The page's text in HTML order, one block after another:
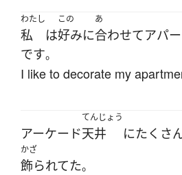
わたし
私 は
この
好みに
あ
合わせてアパ
です。
I like to decorate my
アーケード
てんじょう
天井 にたくさ
かざ
飾られてた。